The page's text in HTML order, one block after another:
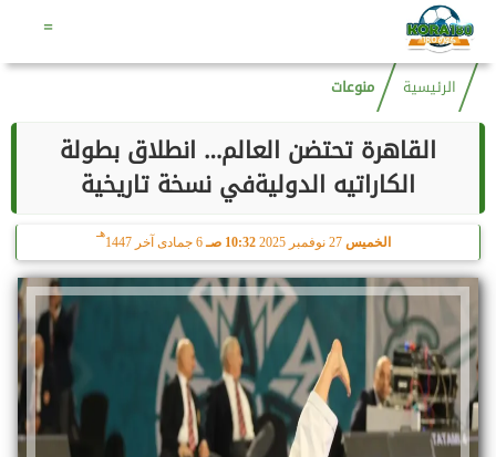
=
الرئيسية منوعات
القاهرة تحتضن العالم… انطلاق بطولة
الكاراتيه الدوليةفي نسخة تاريخية
الخميس 10:32 صـ 6 جمادى آخر 1447
هـ